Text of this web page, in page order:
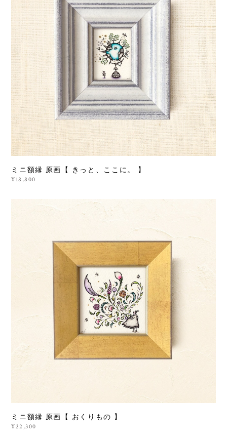
ミニ額縁 原画【 きっと、ここに。 】
¥18,800
ミニ額縁 原画【 おくりもの 】
¥22,300